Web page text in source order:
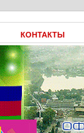
КОНТАКТЫ